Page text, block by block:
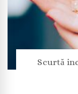
Scurtă